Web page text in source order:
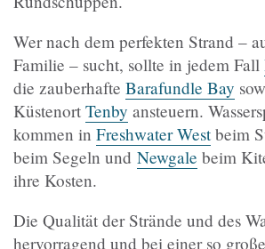
Wer nach dem perfekten Strand –
Familie – sucht, sollte in jedem Fall
die zauberhafte Barafundle Bay
Küstenort Tenby ansteuern.
kommen in Freshwater Westbeim
beim Segeln und Newgale beim
ihre Kosten.
Die Qualität der Strände und des
hervorragend und bei einer so